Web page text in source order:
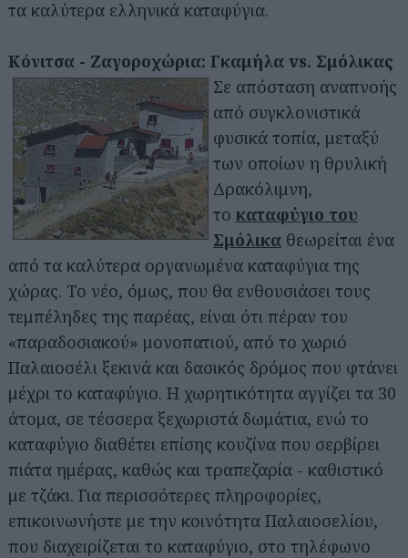
τα καλύτερα ελληνικά καταφύγια.
Κόνιτσα - Ζαγοροχώρια: Γκαμήλα vs. Σμόλικας
Σε απόσταση αναπνοής
από συγκλονιστικά
φυσικά τοπία, μεταξύ
των οποίων η θρυλική
Δρακόλιμνη,
το καταφύγιο του
Σμόλικα θεωρείται ένα
από τα καλύτερα οργανωμένα καταφύγια της
χώρας. Το νέο, όμως, που θα ενθουσιάσει τους
τεμπέληδες της παρέας, είναι ότι πέραν του
«παραδοσιακού» μονοπατιού, από το χωριό
Παλαιοσέλι ξεκινά και δασικός δρόμος που φτάνει
μέχρι το καταφύγιο. Η χωρητικότητα αγγίζει τα 30
άτομα, σε τέσσερα ξεχωριστά δωμάτια, ενώ το
καταφύγιο διαθέτει επίσης κουζίνα που σερβίρει
πιάτα ημέρας, καθώς και τραπεζαρία - καθιστικό
με τζάκι. Για περισσότερες πληροφορίες,
επικοινωνήστε με την κοινότητα Παλαιοσελίου,
που διαχειρίζεται το καταφύγιο, στο τηλέφωνο